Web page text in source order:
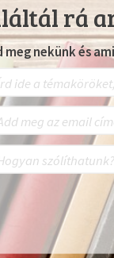
rá
meg nekünk és